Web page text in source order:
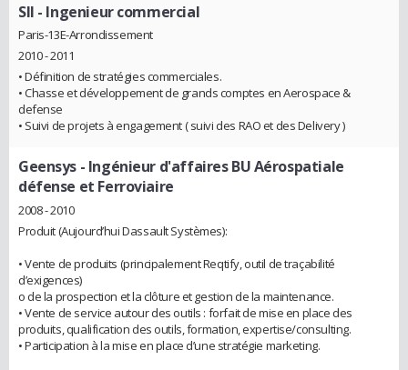
SII - Ingenieur commercial
Paris-13E-Arrondissement
2010 - 2011
• Définition de stratégies commerciales.
• Chasse et développement de grands comptes en Aerospace &
defense
• Suivi de projets à engagement ( suivi des RAO et des Delivery )
Geensys - Ingénieur d'affaires BU Aérospatiale
défense et Ferroviaire
2008 - 2010
Produit (Aujourd’hui Dassault Systèmes):
• Vente de produits (principalement Reqtify, outil de traçabilité
d’exigences)
o de la prospection et la clôture et gestion de la maintenance.
• Vente de service autour des outils : forfait de mise en place des
produits, qualification des outils, formation, expertise/consulting.
• Participation à la mise en place d’une stratégie marketing.